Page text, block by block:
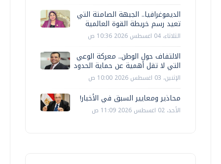
الديموغرافيا.. الجبهة الصامتة التي
تعيد رسم خريطة القوة العالمية
الثلاثاء، 04 اغسطس 2026 10:36 ص
الالتفاف حول الوطن.. معركة الوعي
التي لا تقل أهمية عن حماية الحدود
الإثنين، 03 اغسطس 2026 10:00 ص
محاذير ومعايير السبق في الأخبار!
الأحد، 02 اغسطس 2026 11:09 ص